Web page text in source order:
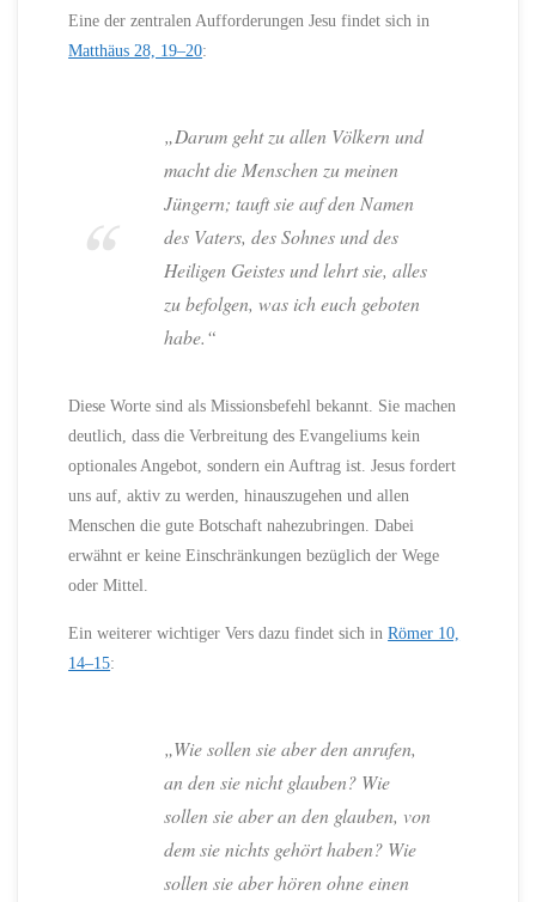
Eine der zentralen Aufforderungen Jesu findet sich in
Matthäus 28, 19–20:
„Darum geht zu allen Völkern und
macht die Menschen zu meinen
Jüngern; tauft sie auf den Namen
des Vaters, des Sohnes und des
Heiligen Geistes und lehrt sie, alles
zu befolgen, was ich euch geboten
habe.“
Diese Worte sind als Missionsbefehl bekannt. Sie machen
deutlich, dass die Verbreitung des Evangeliums kein
optionales Angebot, sondern ein Auftrag ist. Jesus fordert
uns auf, aktiv zu werden, hinauszugehen und allen
Menschen die gute Botschaft nahezubringen. Dabei
erwähnt er keine Einschränkungen bezüglich der Wege
oder Mittel.
Ein weiterer wichtiger Vers dazu findet sich inRömer 10,
14–15:
„Wie sollen sie aber den anrufen,
an den sie nicht glauben? Wie
sollen sie aber an den glauben, von
dem sie nichts gehört haben? Wie
sollen sie aber hören ohne einen